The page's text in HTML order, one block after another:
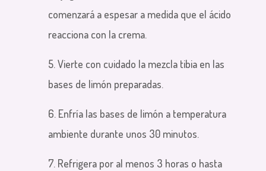
comenzará a espesar a medida que el ácido
reacciona con la crema.
5. Vierte con cuidado la mezcla tibia en las
bases de limón preparadas.
6. Enfría las bases de limón a temperatura
ambiente durante unos 30 minutos.
7. Refrigera por al menos 3 horas o hasta